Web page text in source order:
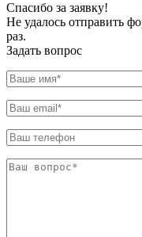
Спасибо за заявку!
Не удалось отправить
раз.
Задать вопрос